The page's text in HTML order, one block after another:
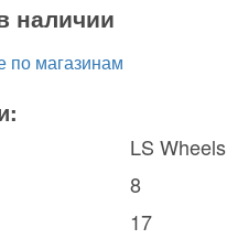
наличии
по магазинам
LS Wheels
8
17